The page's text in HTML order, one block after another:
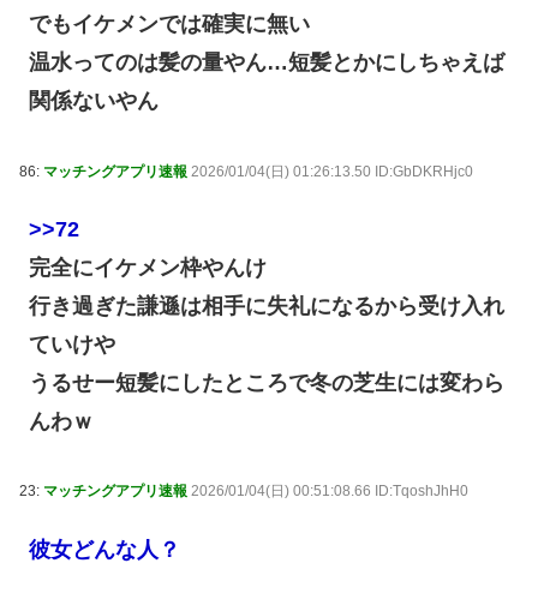
でもイケメンでは確実に無い
温水ってのは髪の量やん…短髪とかにしちゃえば
関係ないやん
86: マッチングアプリ速報 2026/01/04(日) 01:26:13.50 ID:GbDKRHjc0
>>72
完全にイケメン枠やんけ
行き過ぎた謙遜は相手に失礼になるから受け入れ
ていけや
うるせー短髪にしたところで冬の芝生には変わら
んわｗ
23: マッチングアプリ速報 2026/01/04(日) 00:51:08.66 ID:TqoshJhH0
彼女どんな人？